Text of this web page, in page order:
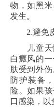
物，如黑
发生。
2.避免
儿童天性
白癜风的
肤受到外
防护装备
险。如果
口感染，以